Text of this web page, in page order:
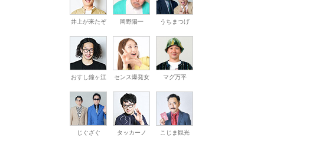
井上が来たぞ 岡野陽一 うちまつげ
おすし鐘ヶ江 センス爆発女 マグ万平
じぐざぐ タッカーノ こじま観光